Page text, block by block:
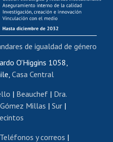
os
de capacitación
personal
interna
de renta
honorarios
blancas
os
de títulos
O'Higgins 1058,
Casa Central
| Beauchef| Dra.
Millas | Sur |
Teléfonos y correos |
de igualdad de género